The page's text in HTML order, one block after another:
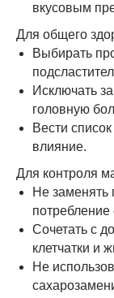
вкусовым
Для общего
Выбирать
Исключать
головную
Вести
влияние.
Для контроля
Не заменять
потребление
Сочетать с
клетчатки и
Не